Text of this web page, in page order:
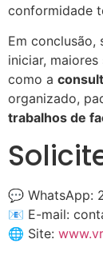
conformidade
Em conclusão,
iniciar,
como a
organizado,
trabalhos de
💬 WhatsApp:
📧 E-mail:
🌐 Site: